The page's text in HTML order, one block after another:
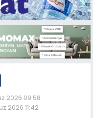
2026 09:58
2026 11:42